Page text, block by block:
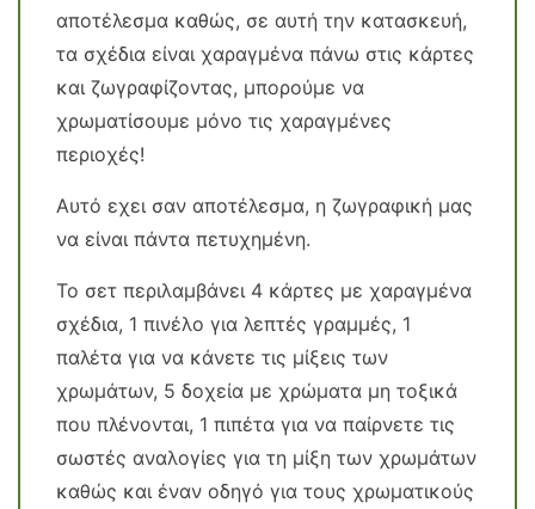
αποτέλεσμα καθώς, σε αυτή την κατασκευή,
τα σχέδια είναι χαραγμένα πάνω στις κάρτες
και ζωγραφίζοντας, μπορούμε να
χρωματίσουμε μόνο τις χαραγμένες
περιοχές!
Αυτό εχει σαν αποτέλεσμα, η ζωγραφική μας
να είναι πάντα πετυχημένη.
Το σετ περιλαμβάνει 4 κάρτες με χαραγμένα
σχέδια, 1 πινέλο για λεπτές γραμμές, 1
παλέτα για να κάνετε τις μίξεις των
χρωμάτων, 5 δοχεία με χρώματα μη τοξικά
που πλένονται, 1 πιπέτα για να παίρνετε τις
σωστές αναλογίες για τη μίξη των χρωμάτων
καθώς και έναν οδηγό για τους χρωματικούς